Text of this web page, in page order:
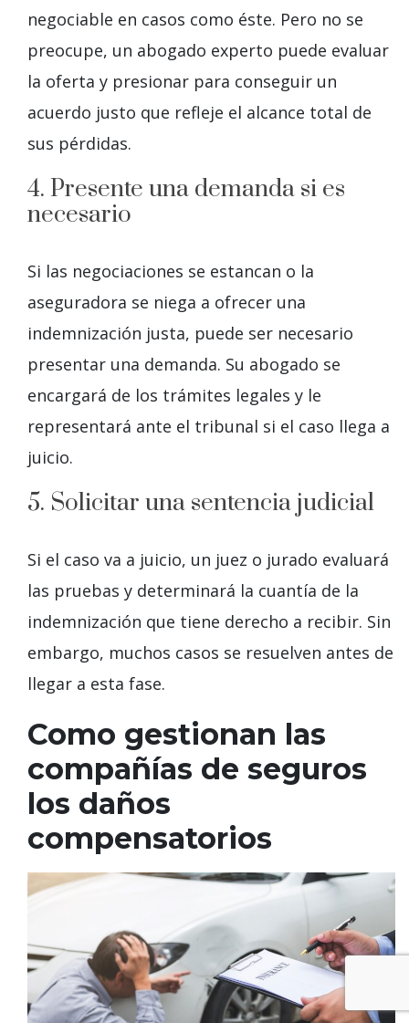
negociable en casos como éste. Pero no se
preocupe, un abogado experto puede evaluar
la oferta y presionar para conseguir un
acuerdo justo que refleje el alcance total de
sus pérdidas.
4. Presente una demanda si es
necesario
Si las negociaciones se estancan o la
aseguradora se niega a ofrecer una
indemnización justa, puede ser necesario
presentar una demanda. Su abogado se
encargará de los trámites legales y le
representará ante el tribunal si el caso llega a
juicio.
5. Solicitar una sentencia judicial
Si el caso va a juicio, un juez o jurado evaluará
las pruebas y determinará la cuantía de la
indemnización que tiene derecho a recibir. Sin
embargo, muchos casos se resuelven antes de
llegar a esta fase.
Como gestionan las
compañías de seguros
los daños
compensatorios